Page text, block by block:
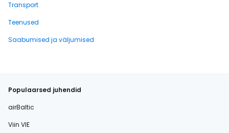
Transport
Teenused
Saabumised ja väljumised
Populaarsed juhendid
airBaltic
Viin VIE